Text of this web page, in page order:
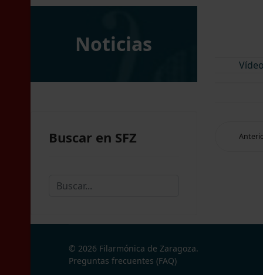
Noticias
Buscar en SFZ
Buscar...
© 2026 Filarmónica de Zaragoza.
Preguntas frecuentes (FAQ)